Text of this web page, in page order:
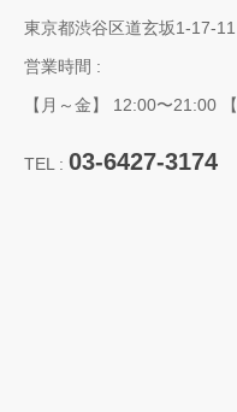
東京都渋谷区道玄坂1-17-
営業時間 :
【月～金】 12:00〜21:00
TEL : 03-6427-3174